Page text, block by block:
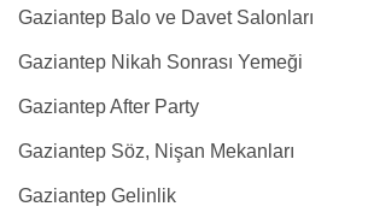
Gaziantep Balo ve Davet Salonları
Gaziantep Nikah Sonrası Yemeği
Gaziantep After Party
Gaziantep Söz, Nişan Mekanları
Gaziantep Gelinlik